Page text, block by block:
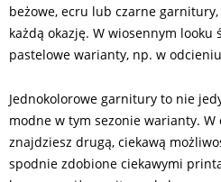
beżowe, ecru lub czarne
każdą okazję. W wiosennym
pastelowe warianty, np. w
Jednokolorowe garnitury to nie
modne w tym sezonie warianty.
znajdziesz drugą, ciekawą
spodnie zdobione ciekawymi